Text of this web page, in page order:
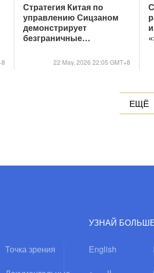
Стратегия Китая по
управлению Сицзаном
демонстрирует
безграничные
модернизации на
«Крыше мира»
22 May, 2026 22:05 GMT+8
ЕЩЁ
Точка зрения
УЗНАЙ
English